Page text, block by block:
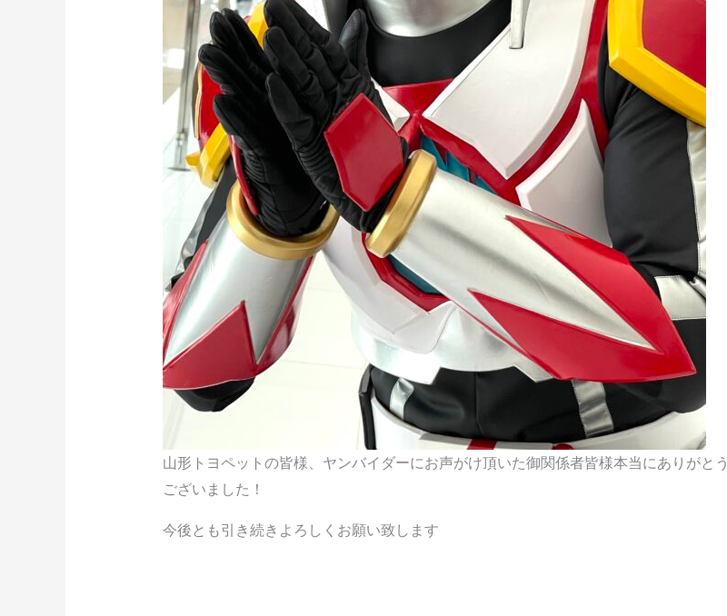
山形トヨペットの皆様、ヤンバイダーにお声がけ頂いた御関係者皆様本当にありがとう
ございました！
今後とも引き続きよろしくお願い致します